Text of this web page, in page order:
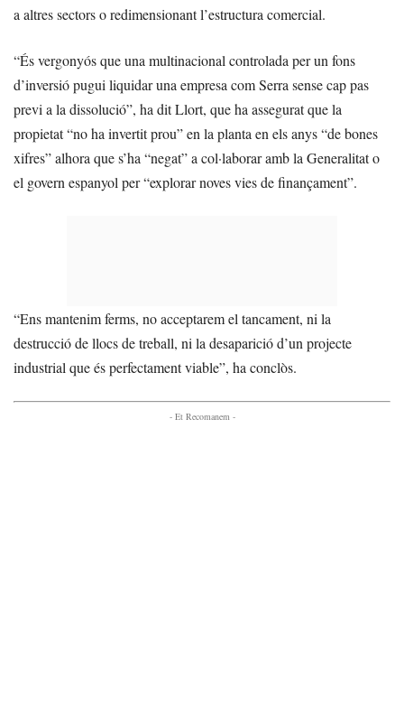
a altres sectors o redimensionant l’estructura comercial.
“És vergonyós que una multinacional controlada per un fons
d’inversió pugui liquidar una empresa com Serra sense cap pas
previ a la dissolució”, ha dit Llort, que ha assegurat que la
propietat “no ha invertit prou” en la planta en els anys “de bones
xifres” alhora que s’ha “negat” a col·laborar amb la Generalitat o
el govern espanyol per “explorar noves vies de finançament”.
“Ens mantenim ferms, no acceptarem el tancament, ni la
destrucció de llocs de treball, ni la desaparició d’un projecte
industrial que és perfectament viable”, ha conclòs.
- Et Recomanem -